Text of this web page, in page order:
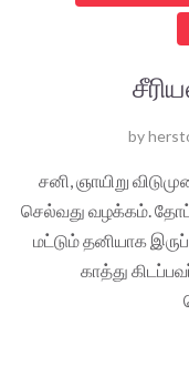
by
சனி, ஞாயிறு
செல்வது வழக்கம்.
மட்டும் தனியாக
காத்து